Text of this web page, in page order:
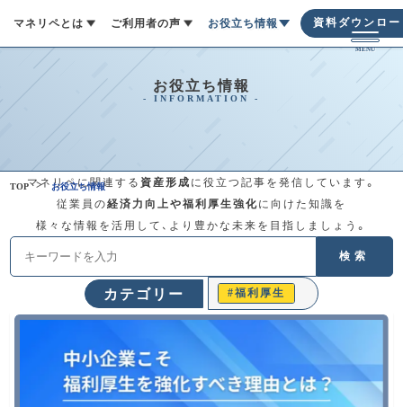
マネリペとは
サービス内容
サービスです。不動産、保険、有価証券
の専門家が、税負担の軽減や可処分所
し、従業員の経済的安定と企業の活性
化に貢献します。
マネリペ情報
従業員の金融リテラシー向上を支援
し、経済的安定を促進する福利厚生サ
ービスです。専門家による包括的なア
ご利用者の声
ご利用者の声
入していただいた現場のお話を通じ
て、どのように金融知識が深まり、経済
す。ぜひマネリペが提供する価値をご
確認ください。
メーカー
お役立ち情報
お役立ち情報
くり、節約などのお金の管理を合理的
にできるようになります。 お金の管理
る」ことにつながります。
資料ダウンロー
MENU
お役立ち情報
TOP お役立ち情報
マネリペに関連する 資産形成 に役立つ記事を発信しています。
従業員の経済力向上や福利厚生強化に向けた知識を
様々な情報を活用して、より豊かな未来を目指しましょう。
検索
カテゴリー #福利厚生